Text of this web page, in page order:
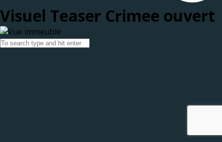
Visuel Teaser Crimee ouvert